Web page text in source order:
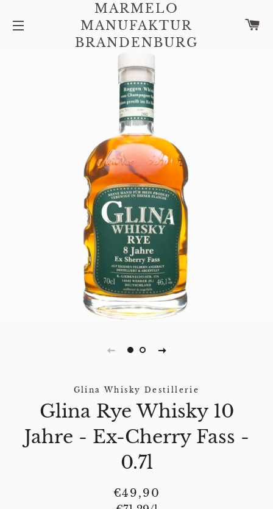
SEITENNAVIGATION
MARMELO
MANUFAKTUR
BRANDENBURG
Glina Whisky Destillerie
Glina Rye Whisky 10
Jahre - Ex-Cherry Fass -
0.7l
Normaler
Sonderpreis
€49,90